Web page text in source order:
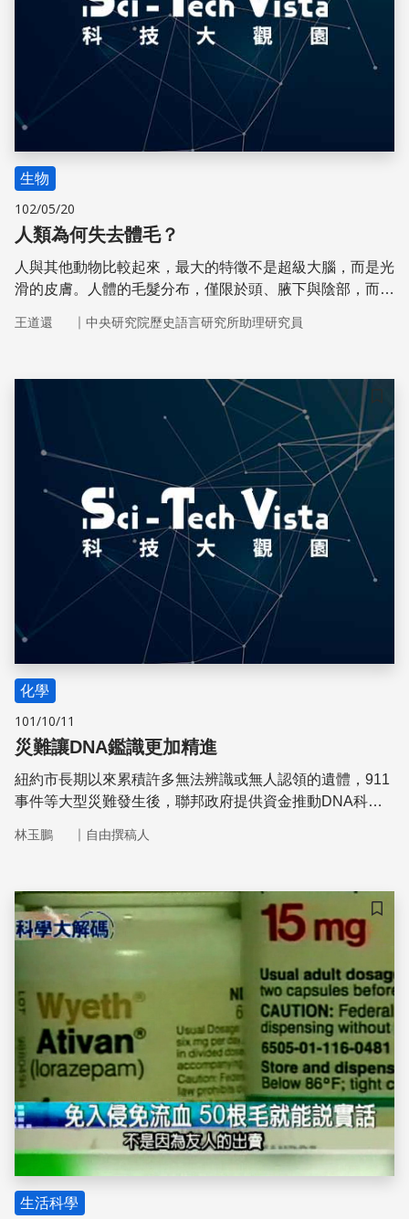
生物
102/05/20
人類為何失去體毛？
人與其他動物比較起來，最大的特徵不是超級大腦，而是光
滑的皮膚。人體的毛髮分布，僅限於頭、腋下與陰部，而且
王道還 ｜ 中央研究院歷史語言研究所助理研究員
儲存
化學
101/10/11
災難讓DNA鑑識更加精進
紐約市長期以來累積許多無法辨識或無人認領的遺體，911
事件等大型災難發生後，聯邦政府提供資金推動DNA科技
體的身分。
林玉鵬 ｜ 自由撰稿人
儲存
生活科學